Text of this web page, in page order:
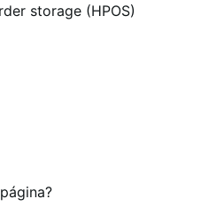
storage (HPOS)